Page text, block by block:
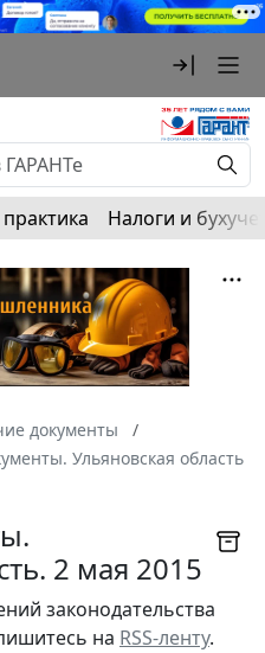
Налоги и
документы
Ульяновская область
2 мая 2015
законодательства
на RSS-ленту.